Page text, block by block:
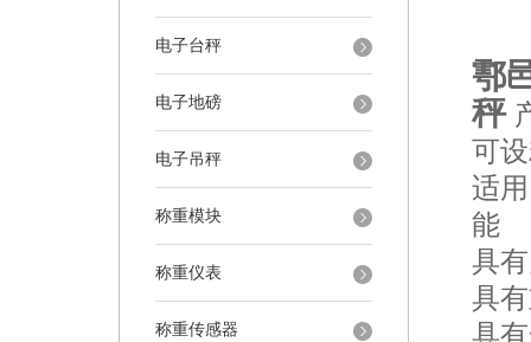
电子台秤
电子地磅
电子吊秤
称重模块
称重仪表
称重传感器
鄠
秤
可
适
能
具
具
具